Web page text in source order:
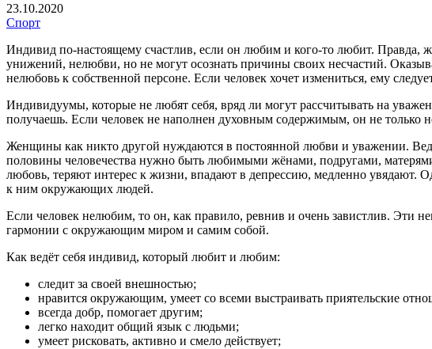
23.10.2020
Спорт
Индивид по-настоящему счастлив, если он любим и кого-то любит.
унижений, нелюбви, но не могут осознать причины своих несчастий.
нелюбовь к собственной персоне. Если человек хочет измениться, ему
Индивидуумы, которые не любят себя, вряд ли могут рассчитывать на
получаешь. Если человек не наполнен духовным содержимым, он не только
Женщины как никто другой нуждаются в постоянной любви и уважении.
половины человечества нужно быть любимыми жёнами, подругами,
любовь, теряют интерес к жизни, впадают в депрессию, медленно увядают.
к ним окружающих людей.
Если человек нелюбим, то он, как правило, ревнив и очень завистлив. Эти
гармонии с окружающим миром и самим собой.
Как ведёт себя индивид, который любит и любим:
следит за своей внешностью;
нравится окружающим, умеет со всеми выстраивать приятельские
всегда добр, помогает другим;
легко находит общий язык с людьми;
умеет рисковать, активно и смело действует;